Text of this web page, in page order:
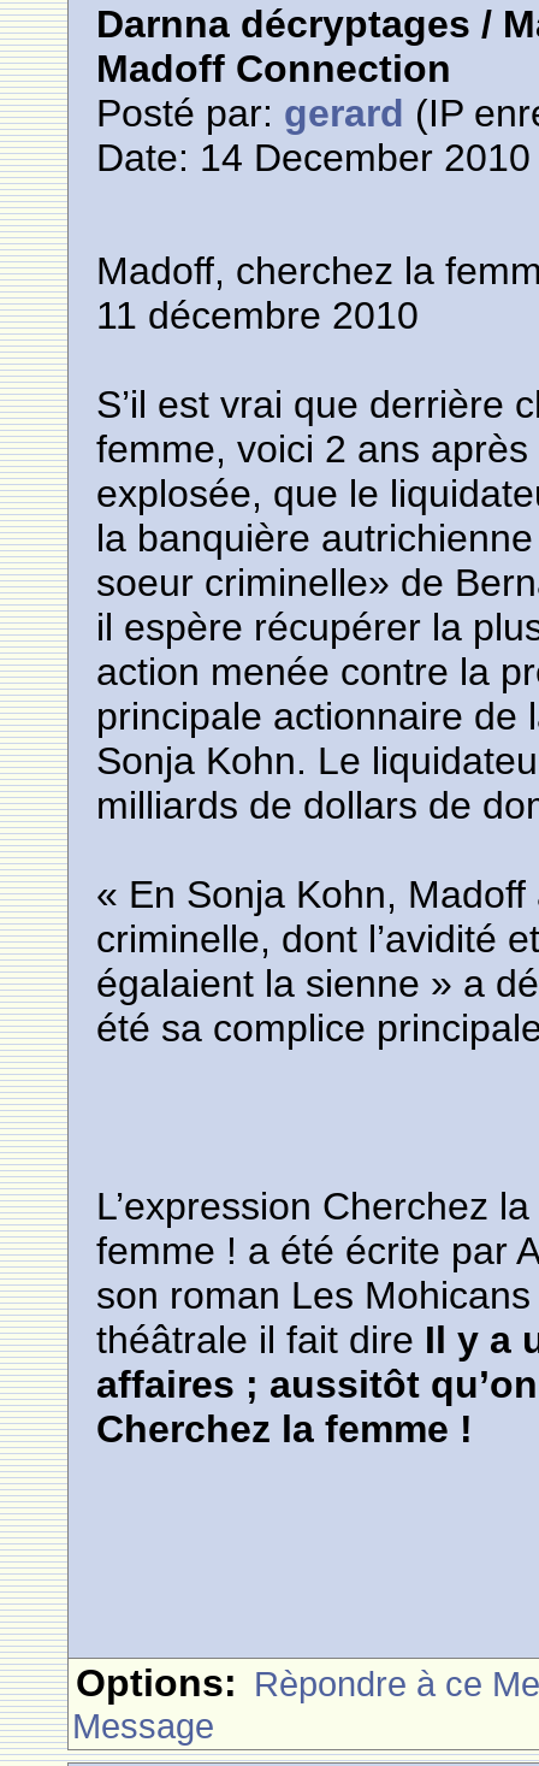
Darnna décryptages /
Madoff Connection
Posté par: gerard (IP
Date: 14 December
Madoff, cherchez la
11 décembre 2010
S’il est vrai que derrière
femme, voici 2 ans après
explosée, que le
la banquière
soeur criminelle» de
il espère récupérer la
action menée contre la
principale actionnaire de
Sonja Kohn. Le
milliards de dollars de
« En Sonja Kohn,
criminelle, dont l’avidité
égalaient la sienne » a
été sa complice
L’expression Cherchez
femme ! a été écrite par
son roman Les
théâtrale il fait dire Il y a
affaires ; aussitôt
Cherchez la femme !
Options: Rèpondre à ce
Message